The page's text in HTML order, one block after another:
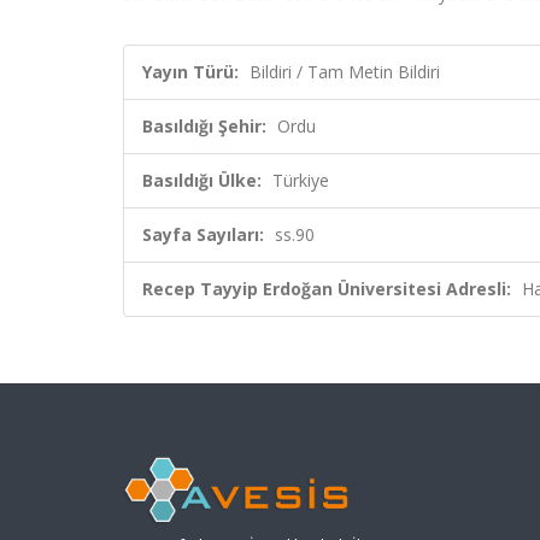
Yayın Türü: Bildiri / Tam Metin Bildiri
Basıldığı Şehir: Ordu
Basıldığı Ülke: Türkiye
Sayfa Sayıları: ss.90
Recep Tayyip Erdoğan Üniversitesi Adresli: